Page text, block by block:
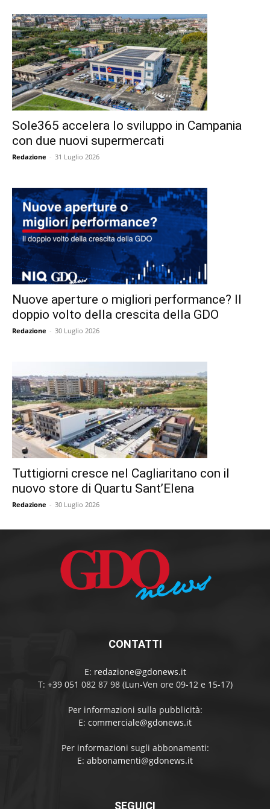
Sole365 accelera lo sviluppo in Campania
con due nuovi supermercati
Redazione - 31 Luglio 2026
Nuove aperture o migliori performance? Il
doppio volto della crescita della GDO
Redazione - 30 Luglio 2026
Tuttigiorni cresce nel Cagliaritano con il
nuovo store di Quartu Sant’Elena
Redazione - 30 Luglio 2026
CONTATTI
E: redazione@gdonews.it
T: +39 051 082 87 98 (Lun-Ven ore 09-12 e 15-17)
Per informazioni sulla pubblicità:
E: commerciale@gdonews.it
Per informazioni sugli abbonamenti:
E: abbonamenti@gdonews.it
SEGUICI